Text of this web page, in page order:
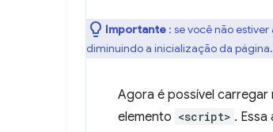
Importante : se você não
diminuindo a inicialização da
Agora é possível carregar
elemento <script> .